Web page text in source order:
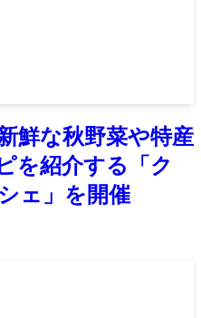
鮮な秋野菜や特産
を紹介する「ク
ェ」を開催